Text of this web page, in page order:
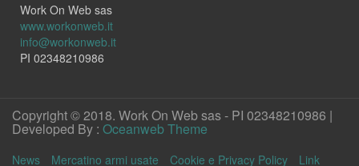
Work On Web sas
www.workonweb.it
info@workonweb.it
PI 02348210986
Copyright © 2018. Work On Web sas - PI 02348210986 |
Developed By : Oceanweb Theme
News Mercatino armi usate Cookie e Privacy Policy Link